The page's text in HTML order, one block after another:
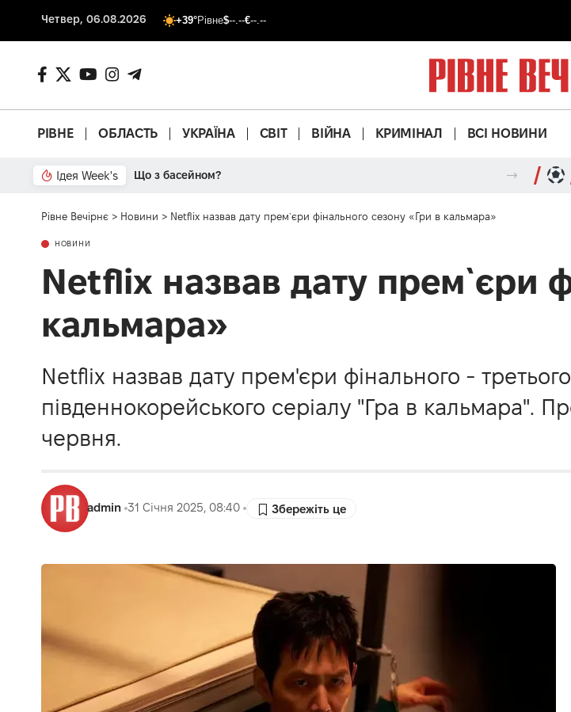
Четвер, 06.08.2026 +39°Рівне$--.--€--.--
РІВНЕ ОБЛАСТЬ УКРАЇНА СВІТ ВІЙНА КРИМІНАЛ ВСІ НОВИНИ
Ідея Week's Що з басейном?
Рівне Вечірнє > Новини > Netflix назвав дату прем`єри фінального сезону «Гри в кальмара»
НОВИНИ
Netflix назвав дату прем`єри
кальмара»
Netflix назвав дату прем'єри фінального -
південнокорейського серіалу "Гра в кальмара".
червня.
admin 31 Січня 2025, 08:40